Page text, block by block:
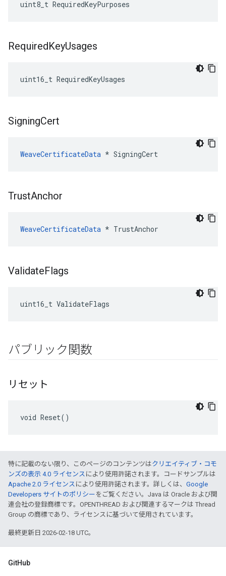
uint8_t RequiredKeyPurposes
RequiredKeyUsages
uint16_t RequiredKeyUsages
SigningCert
WeaveCertificateData * SigningCert
TrustAnchor
WeaveCertificateData * TrustAnchor
ValidateFlags
uint16_t ValidateFlags
パブリック関数
リセット
void Reset()
特に記載のない限り、このページのコンテンツはクリエイティブ・コモ
ンズの表示 4.0 ライセンス により使用許諾されます。コードサンプルは
Apache 2.0 ライセンス により使用許諾されます。詳しくは、 Google
Developers サイトのポリシー をご覧ください。Java は Oracle および関
連会社の登録商標です。OPENTHREAD および関連するマークは Thread
Group の商標であり、ライセンスに基づいて使用されています。
最終更新日 2026-02-18 UTC。
GitHub